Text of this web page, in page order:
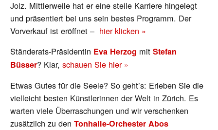
Joiz. Mittlerweile hat er eine steile Karriere hingelegt
und präsentiert bei uns sein bestes Programm. Der
Vorverkauf ist eröffnet – hier klicken »
Ständerats-Präsidentin Eva Herzog mitStefan
Büsser? Klar,schauen Sie hier »
Etwas Gutes für die Seele? So geht’s: Erleben Sie die
vielleicht besten Künstlerinnen der Welt in Zürich. Es
warten viele Überraschungen und wir verschenken
zusätzlich zu denTonhalle-Orchester Abos